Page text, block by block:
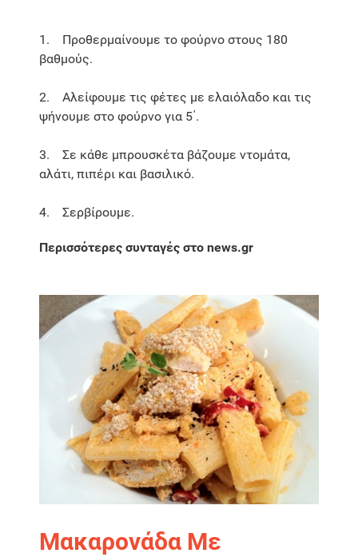
1. Προθερμαίνουμε το φούρνο στους 180
βαθμούς.
2. Αλείφουμε τις φέτες με ελαιόλαδο και τις
ψήνουμε στο φούρνο για 5΄.
3. Σε κάθε μπρουσκέτα βάζουμε ντομάτα,
αλάτι, πιπέρι και βασιλικό.
4. Σερβίρουμε.
Περισσότερες συνταγές στο news.gr
Μακαρονάδα Με